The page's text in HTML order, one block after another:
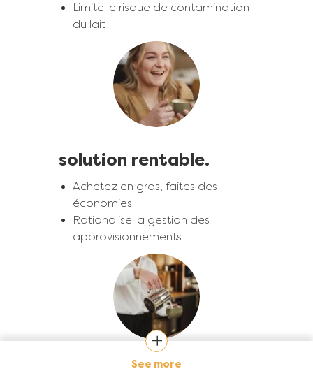
Limite le risque de contamination
du lait
Image
solution rentable.
Achetez en gros, faites des
économies
Rationalise la gestion des
approvisionnements
Image
moins de déchets de
See more